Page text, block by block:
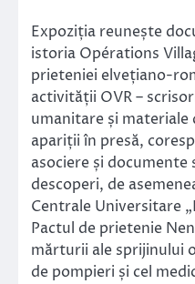
Expoziția reunește
istoria Opérations
prieteniei elvețiano-
activității OVR –
umanitare și materiale
apariții în presă,
asociere și
descoperi, de
Centrale Universitare
Pactul de prietenie
mărturii ale sprijinului
de pompieri și cel